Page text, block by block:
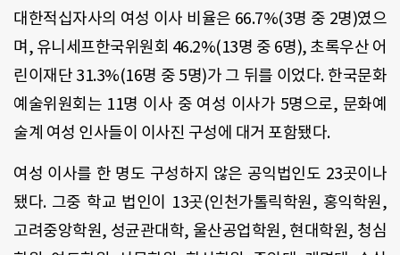
대한적십자사의 여성 이사 비율은 66.7%(3명 중 2명)였으
며, 유니세프한국위원회 46.2%(13명 중 6명), 초록우산 어
린이재단 31.3%(16명 중 5명)가 그 뒤를 이었다. 한국문화
예술위원회는 11명 이사 중 여성 이사가 5명으로, 문화예
술계 여성 인사들이 이사진 구성에 대거 포함됐다.
여성 이사를 한 명도 구성하지 않은 공익법인도 23곳이나
됐다. 그중 학교 법인이 13곳(인천가톨릭학원, 홍익학원,
고려중앙학원, 성균관대학, 울산공업학원, 현대학원, 청심